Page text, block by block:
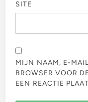
SITE
MIJN NAAM, E-
BROWSER VOOR
EEN REACTIE